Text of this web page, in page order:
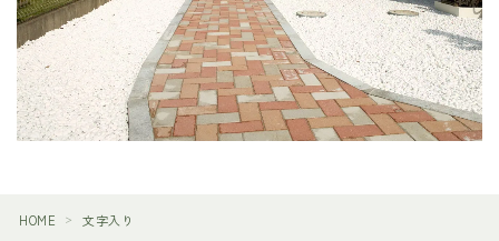
HOME ＞ 文字入り